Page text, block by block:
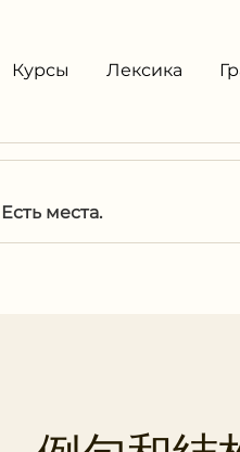
Курсы Лексика
места.